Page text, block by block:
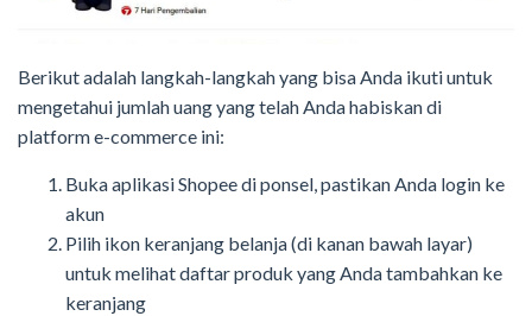
Berikut adalah langkah-langkah yang bisa Anda ikuti untuk
mengetahui jumlah uang yang telah Anda habiskan di
platform e-commerce ini:
Buka aplikasi Shopee di ponsel, pastikan Anda login ke
akun
Pilih ikon keranjang belanja (di kanan bawah layar)
untuk melihat daftar produk yang Anda tambahkan ke
keranjang